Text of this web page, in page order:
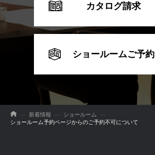
カタログ請求
ショールームご予約
新着情報
ショールーム
ショールーム予約ページからのご予約不可について